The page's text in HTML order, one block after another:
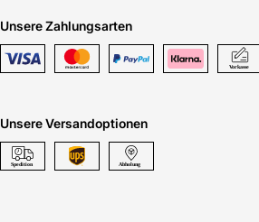
schwere LKW-Belastung.
Wie wird die Universal Haftbrücke
verarbeitet?
aufgebracht und anschließend der
Bedingungen während Lagerung und
beachten.
Unsere Zahlungsarten
Unsere Versandoptionen